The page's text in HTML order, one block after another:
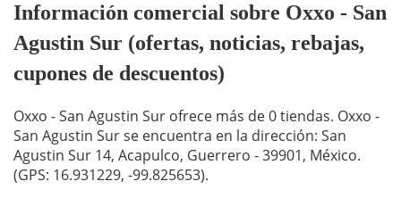
Información comercial sobre Oxxo - San
Agustin Sur (ofertas, noticias, rebajas,
cupones de descuentos)
Oxxo - San Agustin Sur ofrece más de 0 tiendas. Oxxo -
San Agustin Sur se encuentra en la dirección: San
Agustin Sur 14, Acapulco, Guerrero - 39901, México.
(GPS: 16.931229, -99.825653).